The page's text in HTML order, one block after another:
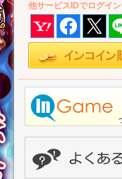
他サービスIDでログイン